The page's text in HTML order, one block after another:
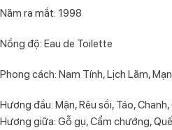
Năm ra mắt: 1998
Nồng độ: Eau de Toilette
Phong cách: Nam Tính, Lịch Lãm,
Hương đầu: Mận, Rêu sồi, Táo,
Hương giữa: Gỗ gụ, Cẩm chướng, Quế